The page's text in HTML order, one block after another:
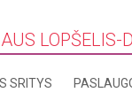
LOPŠELIS-
SRITYS